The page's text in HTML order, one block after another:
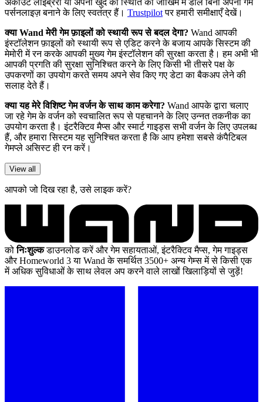
पर्सनलाइज़ बनाने के लिए स्वतंत्र हैं। Trustpilotपर हमारी समीक्षाएँ देखें।
क्या Wand मेरी गेम फ़ाइलों को स्थायी रूप से बदल देगा? Wand आपकी
इंस्टॉलेशन फ़ाइलों को स्थायी रूप से एडिट करने के बजाय आपके सिस्टम की
मेमोरी में रन करके आपकी मुख्य गेम इंस्टॉलेशन की सुरक्षा करता है। हम अभी भी
आपकी प्रगति की सुरक्षा सुनिश्चित करने के लिए किसी भी तीसरे पक्ष के
उपकरणों का उपयोग करते समय अपने सेव किए गए डेटा का बैकअप लेने की
सलाह देते हैं।
क्या यह मेरे विशिष्ट गेम वर्जन के साथ काम करेगा? Wand आपके द्वारा चलाए
जा रहे गेम के वर्जन को स्वचालित रूप से पहचानने के लिए उन्नत तकनीक का
उपयोग करता है। इंटरैक्टिव मैप्स और स्मार्ट गाइड्स सभी वर्जन के लिए उपलब्ध
हैं, और हमारा सिस्टम यह सुनिश्चित करता है कि आप हमेशा सबसे कंपैटिबल
गेमप्ले असिस्ट ही रन करें।
View all
आपको जो दिख रहा है, उसे लाइक करें?
कोनिःशुल्कडाउनलोड करें और गेम सहायताओं, इंटरैक्टिव मैप्स, गेम गाइड्स
और Homeworld 3 या Wand के समर्थित 3500+ अन्य गेम्स में से किसी एक
में अधिक सुविधाओं के साथ लेवल अप करने वाले लाखों खिलाड़ियों से जुड़ें!